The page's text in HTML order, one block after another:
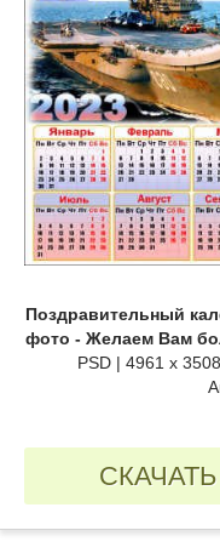
Поздравительный
фото - Желаем Вам
PSD | 4961 х